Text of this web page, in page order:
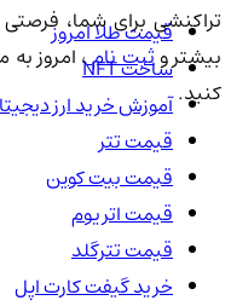
تراکنشی برای شما،
بیشتر وثبت نام، امروز به
کنید.
قیمت طلا امروز
ساخت NFT
آموزش خرید ارز
قیمت تتر
قیمت بیت کوین
قیمت اتریوم
قیمت تترگلد
خرید گیفت کارت اپل